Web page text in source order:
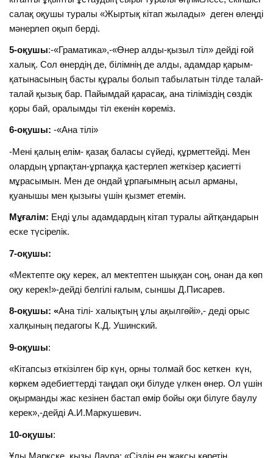
салақ оқушы туралы «Жыртық кітап жылады» деген өлеңді
мәнерлеп оқып берді.
5-оқушы:-«Граматика»,-«Өнер алды-қызыл тіл» дейді ғой
халық. Сол өнердің де, білімнің де алды, адамдар қарым-
қатынасының басты құралы болып табылатын тілде талай-
талай қызық бар. Пайымдай қарасақ, ана тіліміздің сөздік
қоры бай, оралымды тіл екенін көреміз.
6-оқушы: -«Ана тілі»
-Мені қалың елім- қазақ баласы сүйеді, құрметтейді. Мен
олардың ұрпақтан-ұрпаққа қастерлеп жеткізер қасиетті
мұрасымын. Мен де ондай ұрпағымның асыл арманы,
қуанышы мен қызығы үшін қызмет етемін.
Мұғалім: Енді ұлы адамдардың кітап туралы айтқандарын
еске түсірелік.
7-оқушы:
«Мектепте оқу керек, ал мектептен шыққан соң, онан да көп
оқу керек!»-дейді белгілі ғалым, сыншы Д.Писарев.
8-оқушы: «Ана тілі- халықтың ұлы ақылгөйі»,- деді орыс
халқының педагогы К.Д. Ушинский.
9-оқушы:
«Кітапсыз өткізілген бір күн, орны толмай бос кеткен күн,
көркем әдебиеттерді таңдап оқи білуде үлкен өнер. Ол үшін
оқырманды жас кезінен бастап өмір бойы оқи білуге баулу
керек»,-дейді А.И.Маркушевич.
10-оқушы:
Ұлы Маркске қызы Лаура: «Сіздің ең жақсы көретін